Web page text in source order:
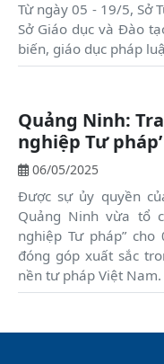
Từ ngày 05 - 19/5, Sở
Sở Giáo dục và Đào
biến, giáo dục pháp
Quảng Ninh:
nghiệp Tư
06/05/2025
Được sự ủy quyền
Quảng Ninh vừa tổ
nghiệp Tư pháp”
đóng góp xuất sắc
nền tư pháp Việt Nam.